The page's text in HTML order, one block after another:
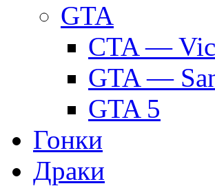
GTA
CTA —
GTA —
GTA 5
Гонки
Драки